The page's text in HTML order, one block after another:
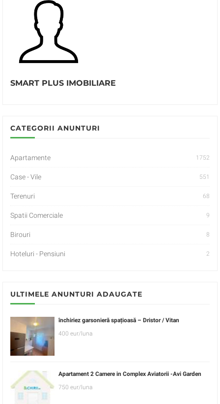
SMART PLUS IMOBILIARE
CATEGORII ANUNTURI
Apartamente 1752
Case - Vile 551
Terenuri 68
Spatii Comerciale 9
Birouri 8
Hoteluri - Pensiuni 2
ULTIMELE ANUNTURI ADAUGATE
închiriez garsonieră spațioasă – Dristor / Vitan
400 eur/luna
Apartament 2 Camere in Complex Aviatorii -Avi Garden
750 eur/luna